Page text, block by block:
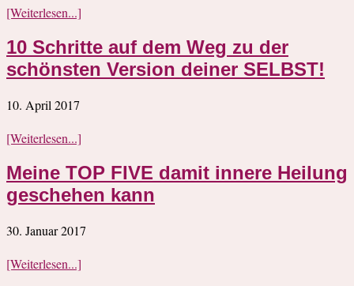
[Weiterlesen...]
10 Schritte auf dem Weg zu der
schönsten Version deiner SELBST!
10. April 2017
[Weiterlesen...]
Meine TOP FIVE damit innere Heilung
geschehen kann
30. Januar 2017
[Weiterlesen...]